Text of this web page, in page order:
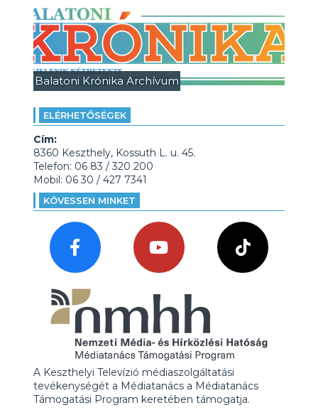
Balatoni Krónika Archívum
ELÉRHETŐSÉGEK
Cím:
8360 Keszthely, Kossuth L. u. 45.
Telefon: 06 83 / 320 200
Mobil: 06 30 / 427 7341
KÖVESSEN MINKET
A Keszthelyi Televízió médiaszolgáltatási
tevékenységét a Médiatanács a Médiatanács
Támogatási Program keretében támogatja.